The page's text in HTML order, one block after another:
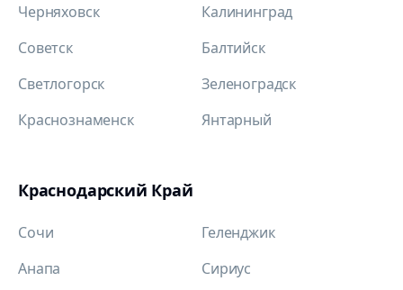
Черняховск
Калининград
Советск
Балтийск
Светлогорск
Зеленоградск
Краснознаменск
Янтарный
Краснодарский Край
Сочи
Геленджик
Анапа
Сириус